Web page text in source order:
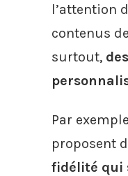
l’attention
contenus
surtout,
Par
proposent
fidélité qui